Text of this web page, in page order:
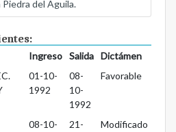
del Aguila.
Ingreso Salida
Dictámen
01-10-
1992
08-
10-
1992
Favorable
08-10-
21-
Modificado